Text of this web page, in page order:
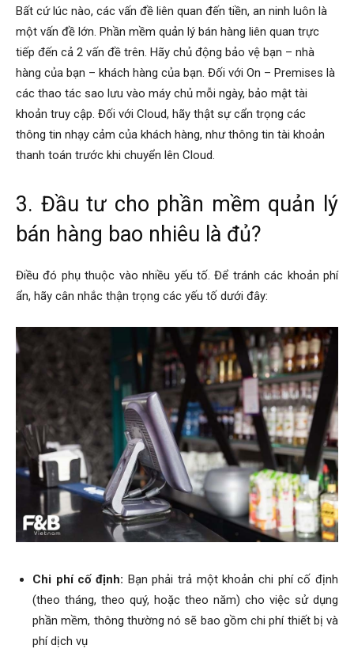
Bất cứ lúc nào, các vấn đề liên quan đến tiền, an ninh luôn là
một vấn đề lớn. Phần mềm quản lý bán hàng liên quan trực
tiếp đến cả 2 vấn đề trên. Hãy chủ động bảo vệ bạn – nhà
hàng của bạn – khách hàng của bạn. Đối với On – Premises là
các thao tác sao lưu vào máy chủ mỗi ngày, bảo mật tài
khoản truy cập. Đối với Cloud, hãy thật sự cẩn trọng các
thông tin nhạy cảm của khách hàng, như thông tin tài khoản
thanh toán trước khi chuyển lên Cloud.
3. Đầu tư cho phần mềm quản lý
bán hàng bao nhiêu là đủ?
Điều đó phụ thuộc vào nhiều yếu tố. Để tránh các khoản phí
ẩn, hãy cân nhắc thận trọng các yếu tố dưới đây:
Chi phí cố định: Bạn phải trả một khoản chi phí cố định
(theo tháng, theo quý, hoặc theo năm) cho việc sử dụng
phần mềm, thông thường nó sẽ bao gồm chi phí thiết bị và
phí dịch vụ